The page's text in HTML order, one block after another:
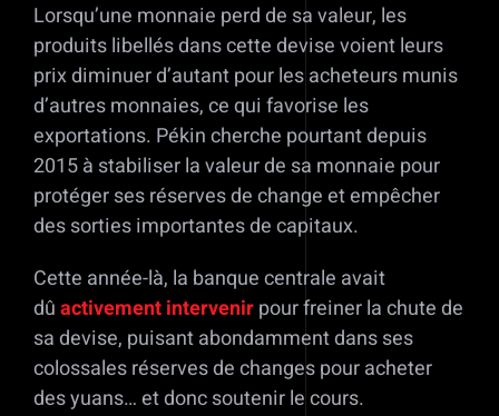
Lorsqu’une monnaie perd de sa valeur, les
produits libellés dans cette devise voient leurs
prix diminuer d’autant pour les acheteurs munis
d’autres monnaies, ce qui favorise les
exportations. Pékin cherche pourtant depuis
2015 à stabiliser la valeur de sa monnaie pour
protéger ses réserves de change et empêcher
des sorties importantes de capitaux.
Cette année-là, la banque centrale avait
dûactivement intervenirpour freiner la chute de
sa devise, puisant abondamment dans ses
colossales réserves de changes pour acheter
des yuans… et donc soutenir le cours.